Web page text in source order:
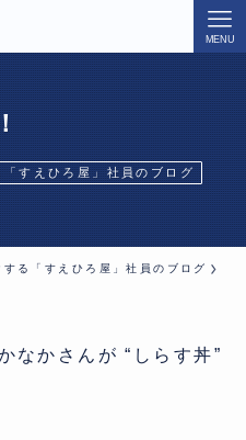
MENU
すえひろ屋」社員のブログ
る「すえひろ屋」社員のブログ
なかさんが “しらす丼”